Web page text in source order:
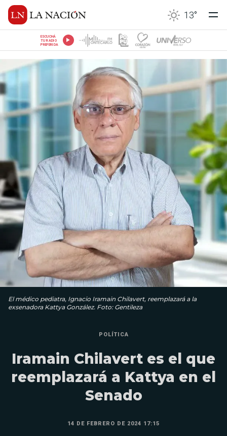
13°
ESCUCHÁ
TU RADIO
PREFERIDA
El médico pediatra, Ignacio Iramain Chilavert, reemplazará a la
exsenadora Kattya González. Foto: Gentileza
POLÍTICA
Iramain Chilavert es el que
reemplazará a Kattya en el
Senado
14 DE FEBRERO DE 2024 17:15